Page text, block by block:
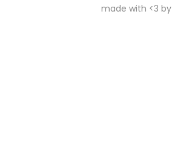
made with <3 by